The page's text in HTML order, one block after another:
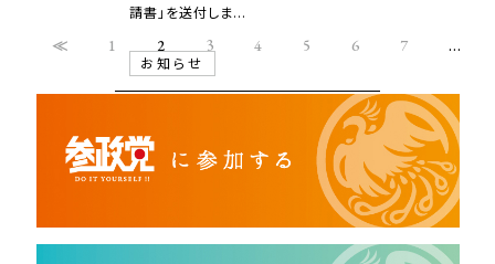
請書」を送付しま...
お知らせ
≪ 1 2 3 4 5 6 7 …